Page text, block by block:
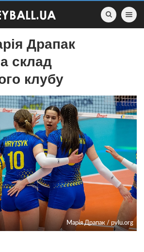
Toggle
Драпак
склад
клубу
Марія Драпак / pvlu.org